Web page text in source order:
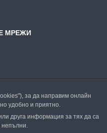
МРЕЖИ
за да направим онлайн
удобно и приятно.
друга информация за тях да са